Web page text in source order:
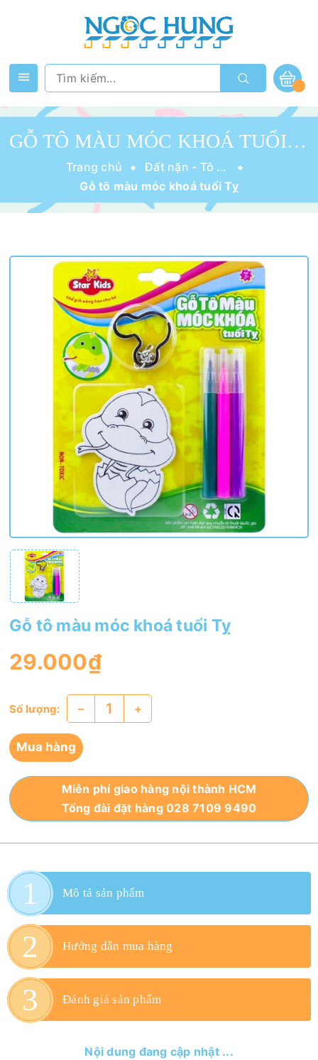
GỖ TÔ MÀU MÓC KHOÁ TUỔI TỴ
Trang chủ
Đất nặn - Tô tượng - Bút Màu - Slime
Gỗ tô màu móc khoá tuổi Tỵ
Gỗ tô màu móc khoá tuổi Tỵ
29.000₫
Số lượng: – +
Mua hàng
Miễn phí giao hàng nội thành HCM
Tổng đài đặt hàng 028 7109 9490
Mô tả sản phẩm
Hướng dẫn mua hàng
Đánh giá sản phẩm
Nội dung đang cập nhật ...